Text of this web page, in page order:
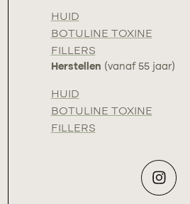
HUID
BOTULINE TOXINE
FILLERS
Herstellen (vanaf 55 jaar)
HUID
BOTULINE TOXINE
FILLERS